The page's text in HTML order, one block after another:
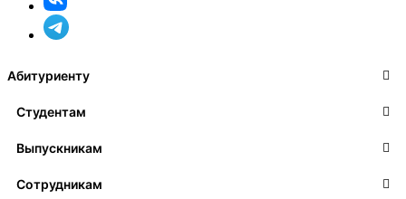
Абитуриенту
Студентам
Выпускникам
Сотрудникам